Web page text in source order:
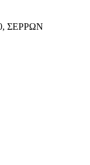
ΣΕΡΡΩΝ